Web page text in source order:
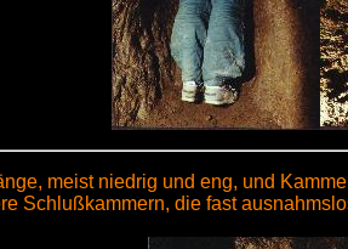
meist niedrig und eng, und
Schlußkammern, die fast